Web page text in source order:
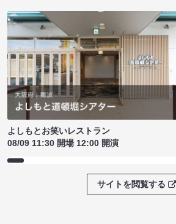
よしもとお笑いレストラン
08/09 11:30 開場 12:00 開演
サイトを閲覧する